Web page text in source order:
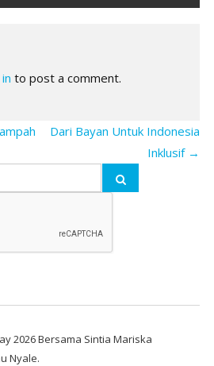
to post a comment.
Dari Bayan Untuk Indonesia
Inklusif →
2026 Bersama Sintia Mariska
Nyale.